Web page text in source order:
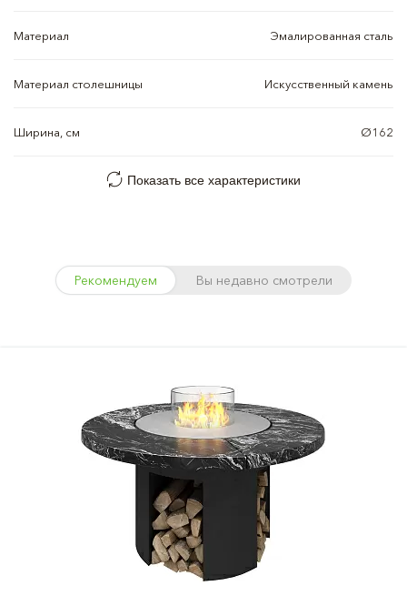
Материал Эмалированная сталь
Материал столешницы Искусственный камень
Ширина, см Ø162
Показать все характеристики
Рекомендуем Вы недавно смотрели